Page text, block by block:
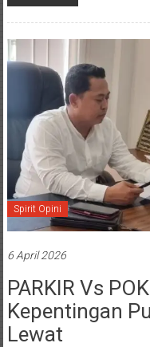
Spirit Opini
6 April 2026
PARKIR Vs
Kepentingan
Lewat